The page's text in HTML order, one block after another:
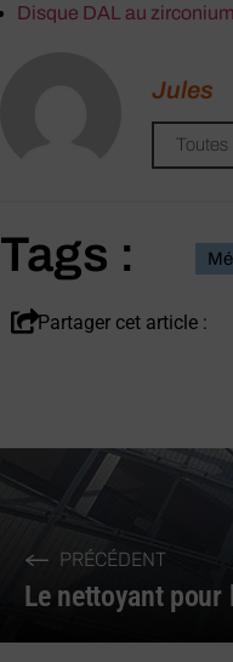
Disque DAL au zirconium
Jules
Toutes
Tags :
Partager cet article :
PRÉCÉDENT